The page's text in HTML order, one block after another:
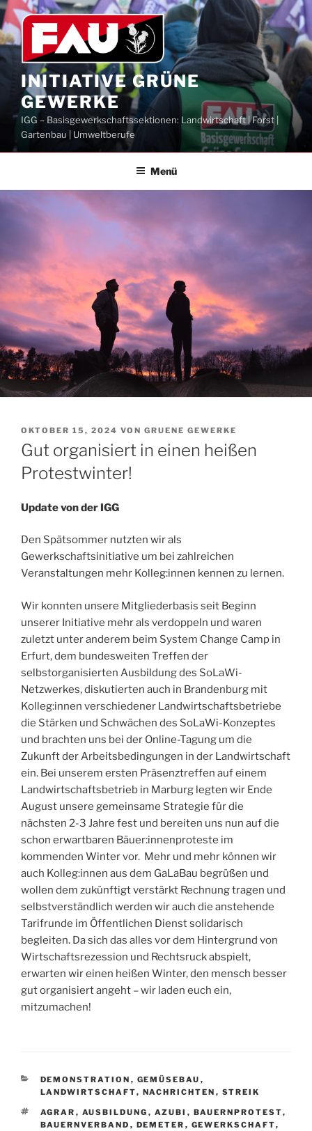
Zum
Inhalt
springen
INITIATIVE GRÜNE
GEWERKE
IGG – Basisgewerkschaftssektionen: Landwirtschaft | Forst |
Gartenbau | Umweltberufe
Menü
VERÖFFENTLICHT
AM
OKTOBER 15, 2024 VON GRUENE GEWERKE
Gut organisiert in einen heißen
Protestwinter!
Update von der IGG
Den Spätsommer nutzten wir als
Gewerkschaftsinitiative um bei zahlreichen
Veranstaltungen mehr Kolleg:innen kennen zu lernen.
Wir konnten unsere Mitgliederbasis seit Beginn
unserer Initiative mehr als verdoppeln und waren
zuletzt unter anderem beim System Change Camp in
Erfurt, dem bundesweiten Treffen der
selbstorganisierten Ausbildung des SoLaWi-
Netzwerkes, diskutierten auch in Brandenburg mit
Kolleg:innen verschiedener Landwirtschaftsbetriebe
die Stärken und Schwächen des SoLaWi-Konzeptes
und brachten uns bei der Online-Tagung um die
Zukunft der Arbeitsbedingungen in der Landwirtschaft
ein. Bei unserem ersten Präsenztreffen auf einem
Landwirtschaftsbetrieb in Marburg legten wir Ende
August unsere gemeinsame Strategie für die
nächsten 2-3 Jahre fest und bereiten uns nun auf die
schon erwartbaren Bäuer:innenproteste im
kommenden Winter vor. Mehr und mehr können wir
auch Kolleg:innen aus dem GaLaBau begrüßen und
wollen dem zukünftigt verstärkt Rechnung tragen und
selbstverständlich werden wir auch die anstehende
Tarifrunde im Öffentlichen Dienst solidarisch
begleiten. Da sich das alles vor dem Hintergrund von
Wirtschaftsrezession und Rechtsruck abspielt,
erwarten wir einen heißen Winter, den mensch besser
gut organisiert angeht – wir laden euch ein,
mitzumachen!
KATEGORIEN
DEMONSTRATION , GEMÜSEBAU ,
LANDWIRTSCHAFT, NACHRICHTEN , STREIK
SCHLAGWÖRTER
AGRAR , AUSBILDUNG , AZUBI , BAUERNPROTEST,
BAUERNVERBAND , DEMETER , GEWERKSCHAFT,